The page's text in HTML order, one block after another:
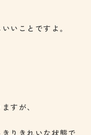
いことですよ。
すが、
りきれいな状態で